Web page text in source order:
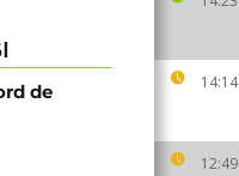
14:14
12:49
de